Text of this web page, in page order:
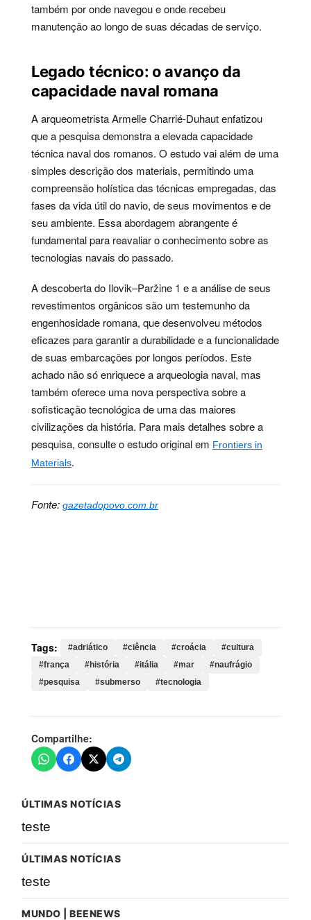
também por onde navegou e onde recebeu
manutenção ao longo de suas décadas de serviço.
Legado técnico: o avanço da
capacidade naval romana
A arqueometrista Armelle Charrié-Duhaut enfatizou
que a pesquisa demonstra a elevada capacidade
técnica naval dos romanos. O estudo vai além de uma
simples descrição dos materiais, permitindo uma
compreensão holística das técnicas empregadas, das
fases da vida útil do navio, de seus movimentos e de
seu ambiente. Essa abordagem abrangente é
fundamental para reavaliar o conhecimento sobre as
tecnologias navais do passado.
A descoberta do Ilovik–Paržine 1 e a análise de seus
revestimentos orgânicos são um testemunho da
engenhosidade romana, que desenvolveu métodos
eficazes para garantir a durabilidade e a funcionalidade
de suas embarcações por longos períodos. Este
achado não só enriquece a arqueologia naval, mas
também oferece uma nova perspectiva sobre a
sofisticação tecnológica de uma das maiores
civilizações da história. Para mais detalhes sobre a
pesquisa, consulte o estudo original em Frontiers in
Materials.
Fonte: gazetadopovo.com.br
Tags: #adriático #ciência #croácia
#cultura
#frança
#história #itália #mar
#naufrágio
#pesquisa
#submerso #tecnologia
Compartilhe:
ÚLTIMAS NOTÍCIAS
teste
ÚLTIMAS NOTÍCIAS
teste
MUNDO | BEENEWS